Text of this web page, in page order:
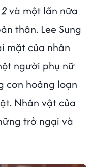
và một lần nữa
thân. Lee Sung
mặt của nhân
người phụ nữ
cơn hoảng loạn
Nhân vật của
trở ngại và